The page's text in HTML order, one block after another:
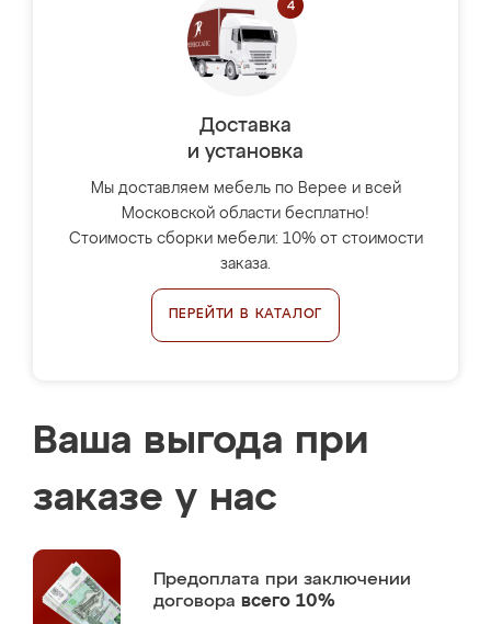
Доставка
и установка
Мы доставляем мебель по Верее и всей
Московской области бесплатно!
Стоимость сборки мебели: 10% от стоимости
заказа.
ПЕРЕЙТИ В КАТАЛОГ
Ваша выгода при
заказе у нас
Предоплата при заключении
договора всего 10%